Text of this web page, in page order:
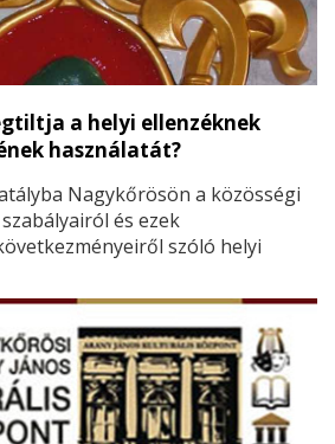
a helyi ellenzéknek
használatát?
Nagykőrösön a közösségi
és ezek
szóló helyi
előterjesztőCzira Szabolcs
döntéssel, a képviselő-
fogadott el.